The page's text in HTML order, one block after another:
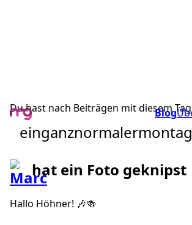
Blog
Du hast nach Beiträgen mit diesem
einganznormalermontag
hat ein Foto geknipst
Hallo Höhner! 🎶🍻